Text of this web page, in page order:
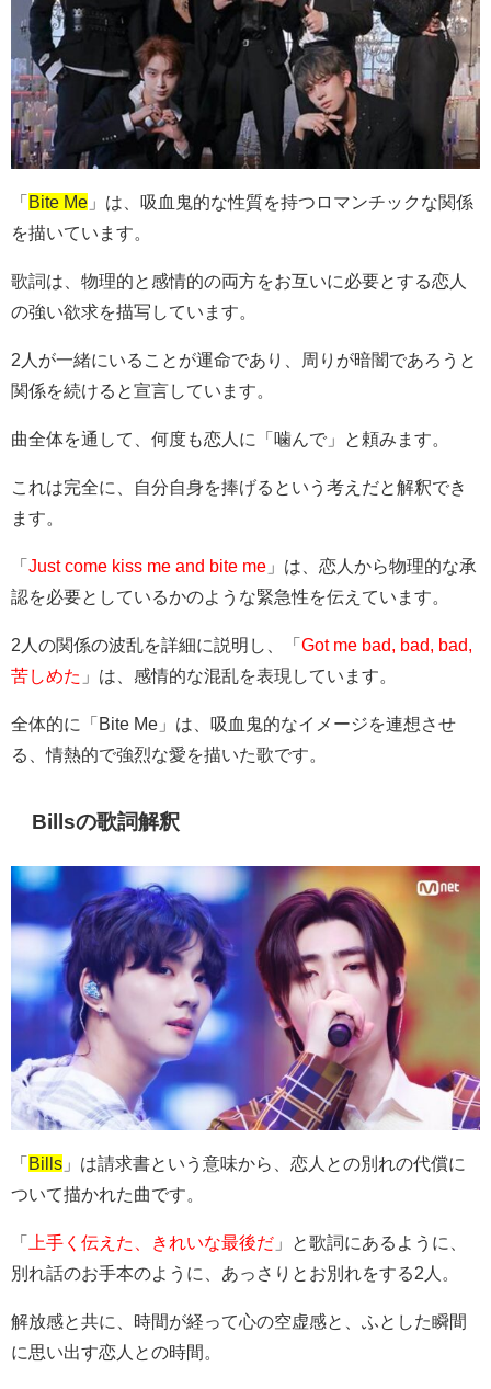
「 Bite Me 」は、吸血鬼的な性質を持つロマンチックな関係
を描いています。
歌詞は、物理的と感情的の両方をお互いに必要とする恋人
の強い欲求を描写しています。
2人が一緒にいることが運命であり、周りが暗闇であろうと
関係を続けると宣言しています。
曲全体を通して、何度も恋人に「噛んで」と頼みます。
これは完全に、自分自身を捧げるという考えだと解釈でき
ます。
「 Just come kiss me and bite me 」は、恋人から物理的な承
認を必要としているかのような緊急性を伝えています。
2人の関係の波乱を詳細に説明し、「 Got me bad, bad, bad,
苦しめた 」は、感情的な混乱を表現しています。
全体的に「Bite Me」は、吸血鬼的なイメージを連想させ
る、情熱的で強烈な愛を描いた歌です。
Billsの歌詞解釈
「 Bills 」は請求書という意味から、恋人との別れの代償に
ついて描かれた曲です。
「 上手く伝えた、きれいな最後だ 」と歌詞にあるように、
別れ話のお手本のように、あっさりとお別れをする2人。
解放感と共に、時間が経って心の空虚感と、ふとした瞬間
に思い出す恋人との時間。